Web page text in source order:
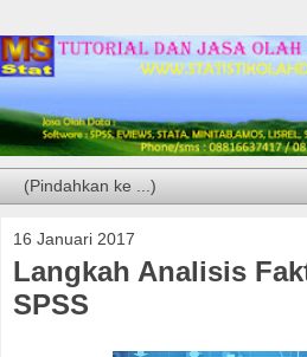
16 Januari 2017
Langkah Analisis
SPSS